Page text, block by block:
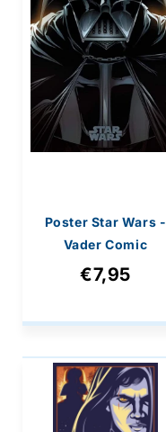
Poster Star Wars -
Vader Comic
61x91,5cm
€7,95